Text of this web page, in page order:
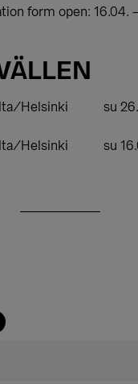
form open: 16.04.
ilta/Helsinki su
ilta/Helsinki su